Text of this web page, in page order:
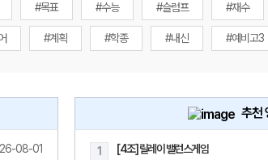
#목표 #수능 #슬럼프 #재수
#계획 #학종 #내신 #예비고3
08-01
추천
1 [4조] 릴레이 밸런스게임